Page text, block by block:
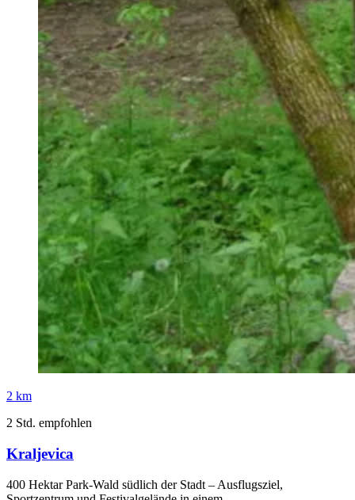
2 km
2 Std. empfohlen
Kraljevica
400 Hektar Park-Wald südlich der Stadt – Ausflugsziel,